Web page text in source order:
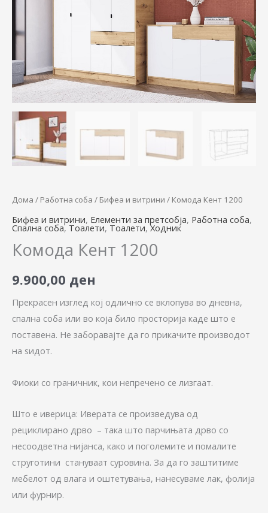
Дома / Работна соба / Бифеа и витрини / Комода Кент 1200
Бифеа и витрини, Елементи за претсобја, Работна соба,
Спална соба, Тоалети, Тоалети,Ходник
Комода Кент 1200
9.900,00 ден
Прекрасен изглед кој одлично се вклопува во дневна,
спална соба или во која било просторија каде што е
поставенa. Не заборавајте да го прикачите производот
на ѕидот.
Фиоки со граничник, кои непречено се лизгаат.
Што е иверица: Иверата се произведува од
рециклирано дрво – така што парчињата дрво со
несоодветна нијанса, како и поголемите и помалите
струготини стануваат суровина. За да го заштитиме
мебелот од влага и оштетувања, нанесуваме лак, фолија
или фурнир.